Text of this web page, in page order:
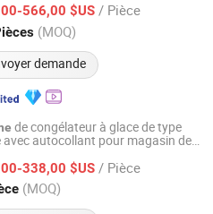
566,00 $US / Pièce
(MOQ)
demande
Depuis 2021
de congélateur à glace de type
avec autocollant pour magasin de
338,00 $US / Pièce
(MOQ)
Co., Ltd.
Depuis 2025